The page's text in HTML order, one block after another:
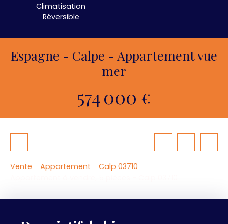
Climatisation
Réversible
Espagne - Calpe - Appartement vue
mer
574 000 €
Vente Appartement
Calp 03710